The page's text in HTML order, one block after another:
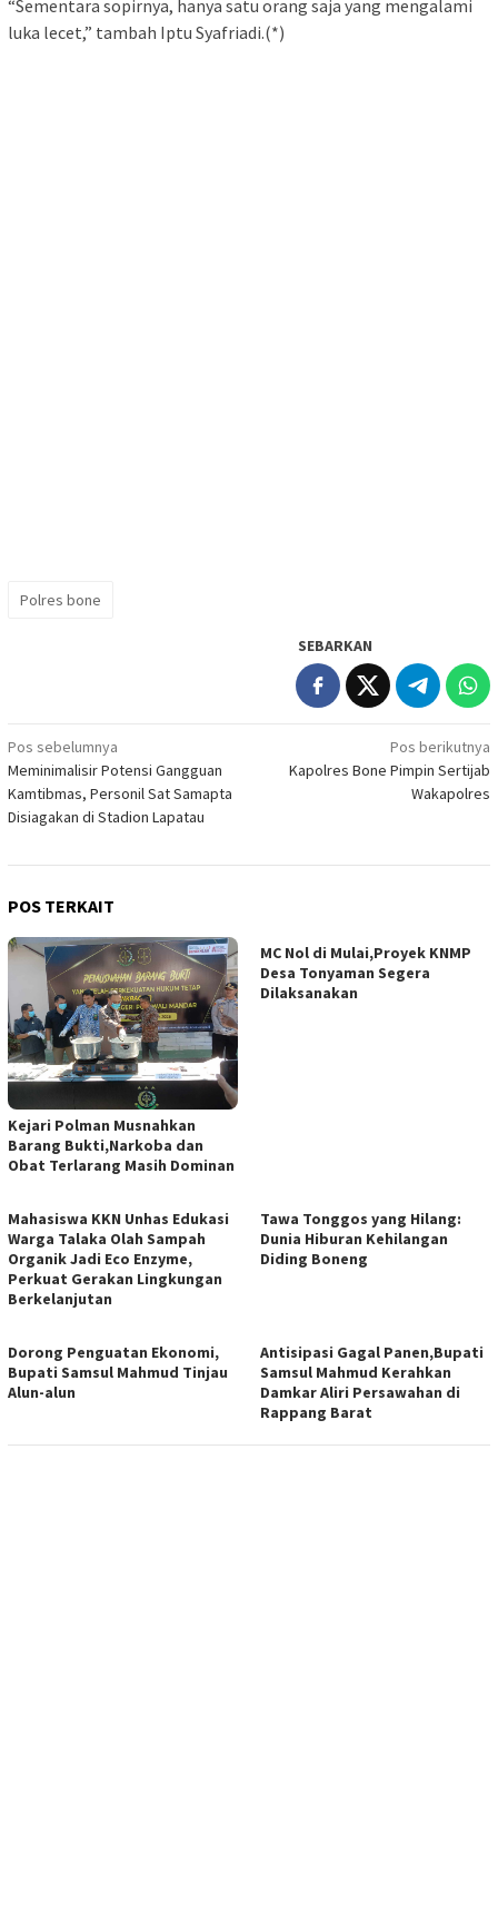
“Sementara sopirnya, hanya satu orang saja yang mengalami
luka lecet,” tambah Iptu Syafriadi.(*)
Polres bone
SEBARKAN
Navigasi
pos
Pos sebelumnya
Meminimalisir Potensi Gangguan
Kamtibmas, Personil Sat Samapta
Disiagakan di Stadion Lapatau
Pos berikutnya
Kapolres Bone Pimpin Sertijab
Wakapolres
POS TERKAIT
Kejari Polman Musnahkan
Barang Bukti,Narkoba dan
Obat Terlarang Masih Dominan
MC Nol di Mulai,Proyek KNMP
Desa Tonyaman Segera
Dilaksanakan
Mahasiswa KKN Unhas Edukasi
Warga Talaka Olah Sampah
Organik Jadi Eco Enzyme,
Perkuat Gerakan Lingkungan
Berkelanjutan
Tawa Tonggos yang Hilang:
Dunia Hiburan Kehilangan
Diding Boneng
Dorong Penguatan Ekonomi,
Bupati Samsul Mahmud Tinjau
Alun-alun
Antisipasi Gagal Panen,Bupati
Samsul Mahmud Kerahkan
Damkar Aliri Persawahan di
Rappang Barat